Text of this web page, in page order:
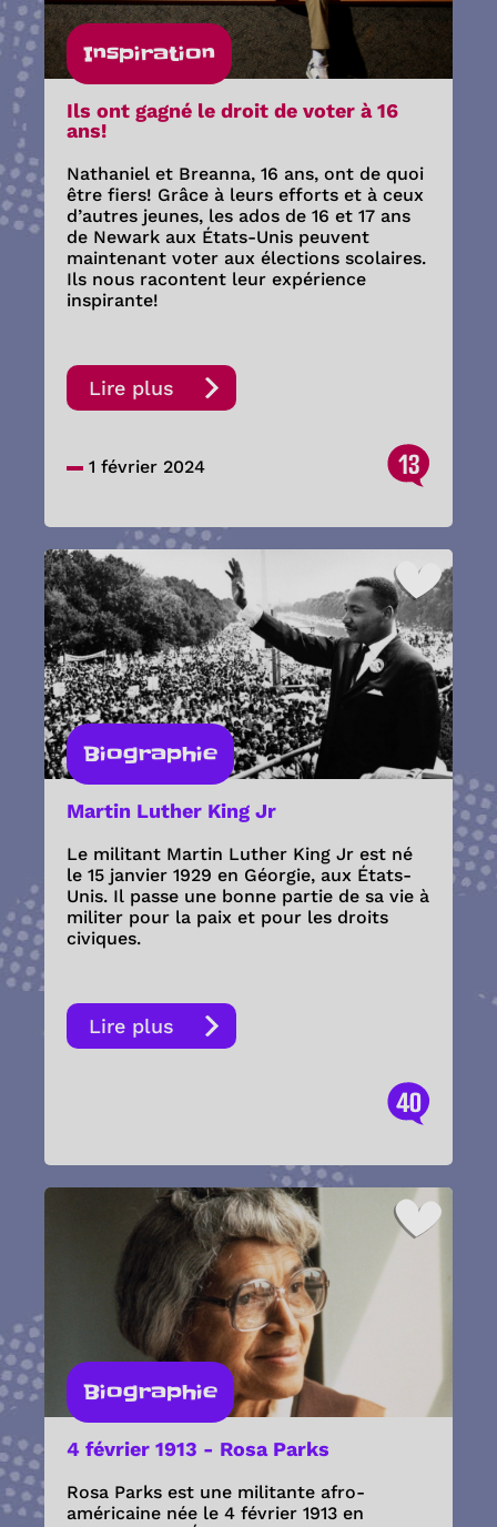
Inspiration
Ils ont gagné le droit de voter à 16
ans!
Nathaniel et Breanna, 16 ans, ont de quoi
être fiers! Grâce à leurs efforts et à ceux
d’autres jeunes, les ados de 16 et 17 ans
de Newark aux États-Unis peuvent
maintenant voter aux élections scolaires.
Ils nous racontent leur expérience
inspirante!
Lire plus
1 février 2024 13
Biographie
Martin Luther King Jr
Le militant Martin Luther King Jr est né
le 15 janvier 1929 en Géorgie, aux États-
Unis. Il passe une bonne partie de sa vie à
militer pour la paix et pour les droits
civiques.
Lire plus
40
Biographie
4 février 1913 - Rosa Parks
Rosa Parks est une militante afro-
américaine née le 4 février 1913 en